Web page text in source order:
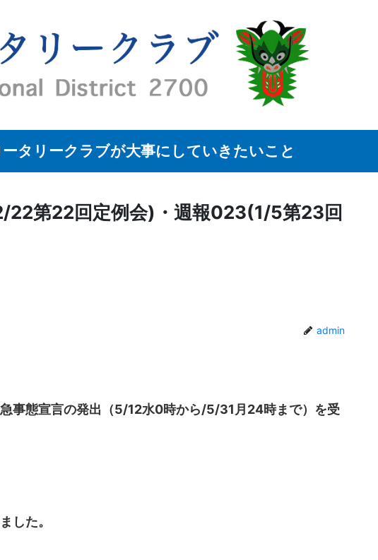
タリークラブが大事にしていきたいこと
22第22回定例会)・週報023(1/5第23回
admin
事態宣言の発出（5/12水0時から/5/31月24時まで）を受
した。